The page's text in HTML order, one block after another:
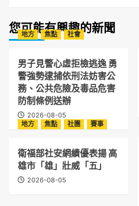
您可能有興趣的新聞
地方 焦點 社會
男子見警心虛拒檢逃逸 勇
警強勢逮捕依刑法妨害公
務、公共危險及毒品危害
防制條例送辦
2026-08-05
地方 焦點 社團 賽事
衛福部社安網績優表揚 高
雄市「雄」壯威「五」
2026-08-05